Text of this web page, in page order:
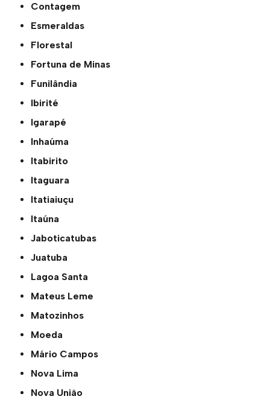
Contagem
Esmeraldas
Florestal
Fortuna de Minas
Funilândia
Ibirité
Igarapé
Inhaúma
Itabirito
Itaguara
Itatiaiuçu
Itaúna
Jaboticatubas
Juatuba
Lagoa Santa
Mateus Leme
Matozinhos
Moeda
Mário Campos
Nova Lima
Nova União